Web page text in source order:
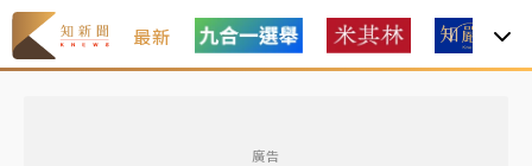
最新
廣告